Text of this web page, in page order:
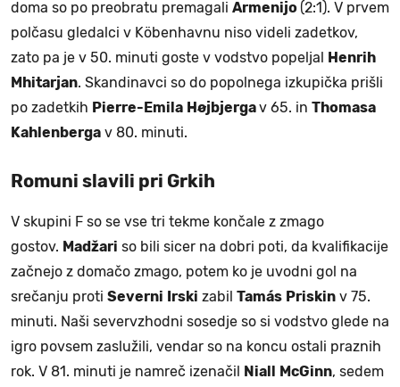
doma so po preobratu premagali Armenijo (2:1). V prvem
polčasu gledalci v Köbenhavnu niso videli zadetkov,
zato pa je v 50. minuti goste v vodstvo popeljal
Henrih
Mhitarjan. Skandinavci so do popolnega izkupička prišli
po zadetkih Pierre-Emila Højbjergav 65. in Thomasa
Kahlenberga v 80. minuti.
Romuni slavili pri Grkih
V skupini F so se vse tri tekme končale z zmago
gostov. Madžari so bili sicer na dobri poti, da kvalifikacije
začnejo z domačo zmago, potem ko je uvodni gol na
srečanju proti Severni Irski zabil Tamás Priskin v 75.
minuti. Naši severvzhodni sosedje so si vodstvo glede na
igro povsem zaslužili, vendar so na koncu ostali praznih
rok. V 81. minuti je namreč izenačil
Niall McGinn, sedem